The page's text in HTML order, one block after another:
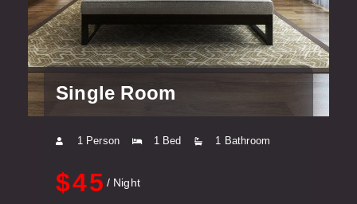
Single Room
1 Person 1 Bed 1 Bathroom
$45 / Night